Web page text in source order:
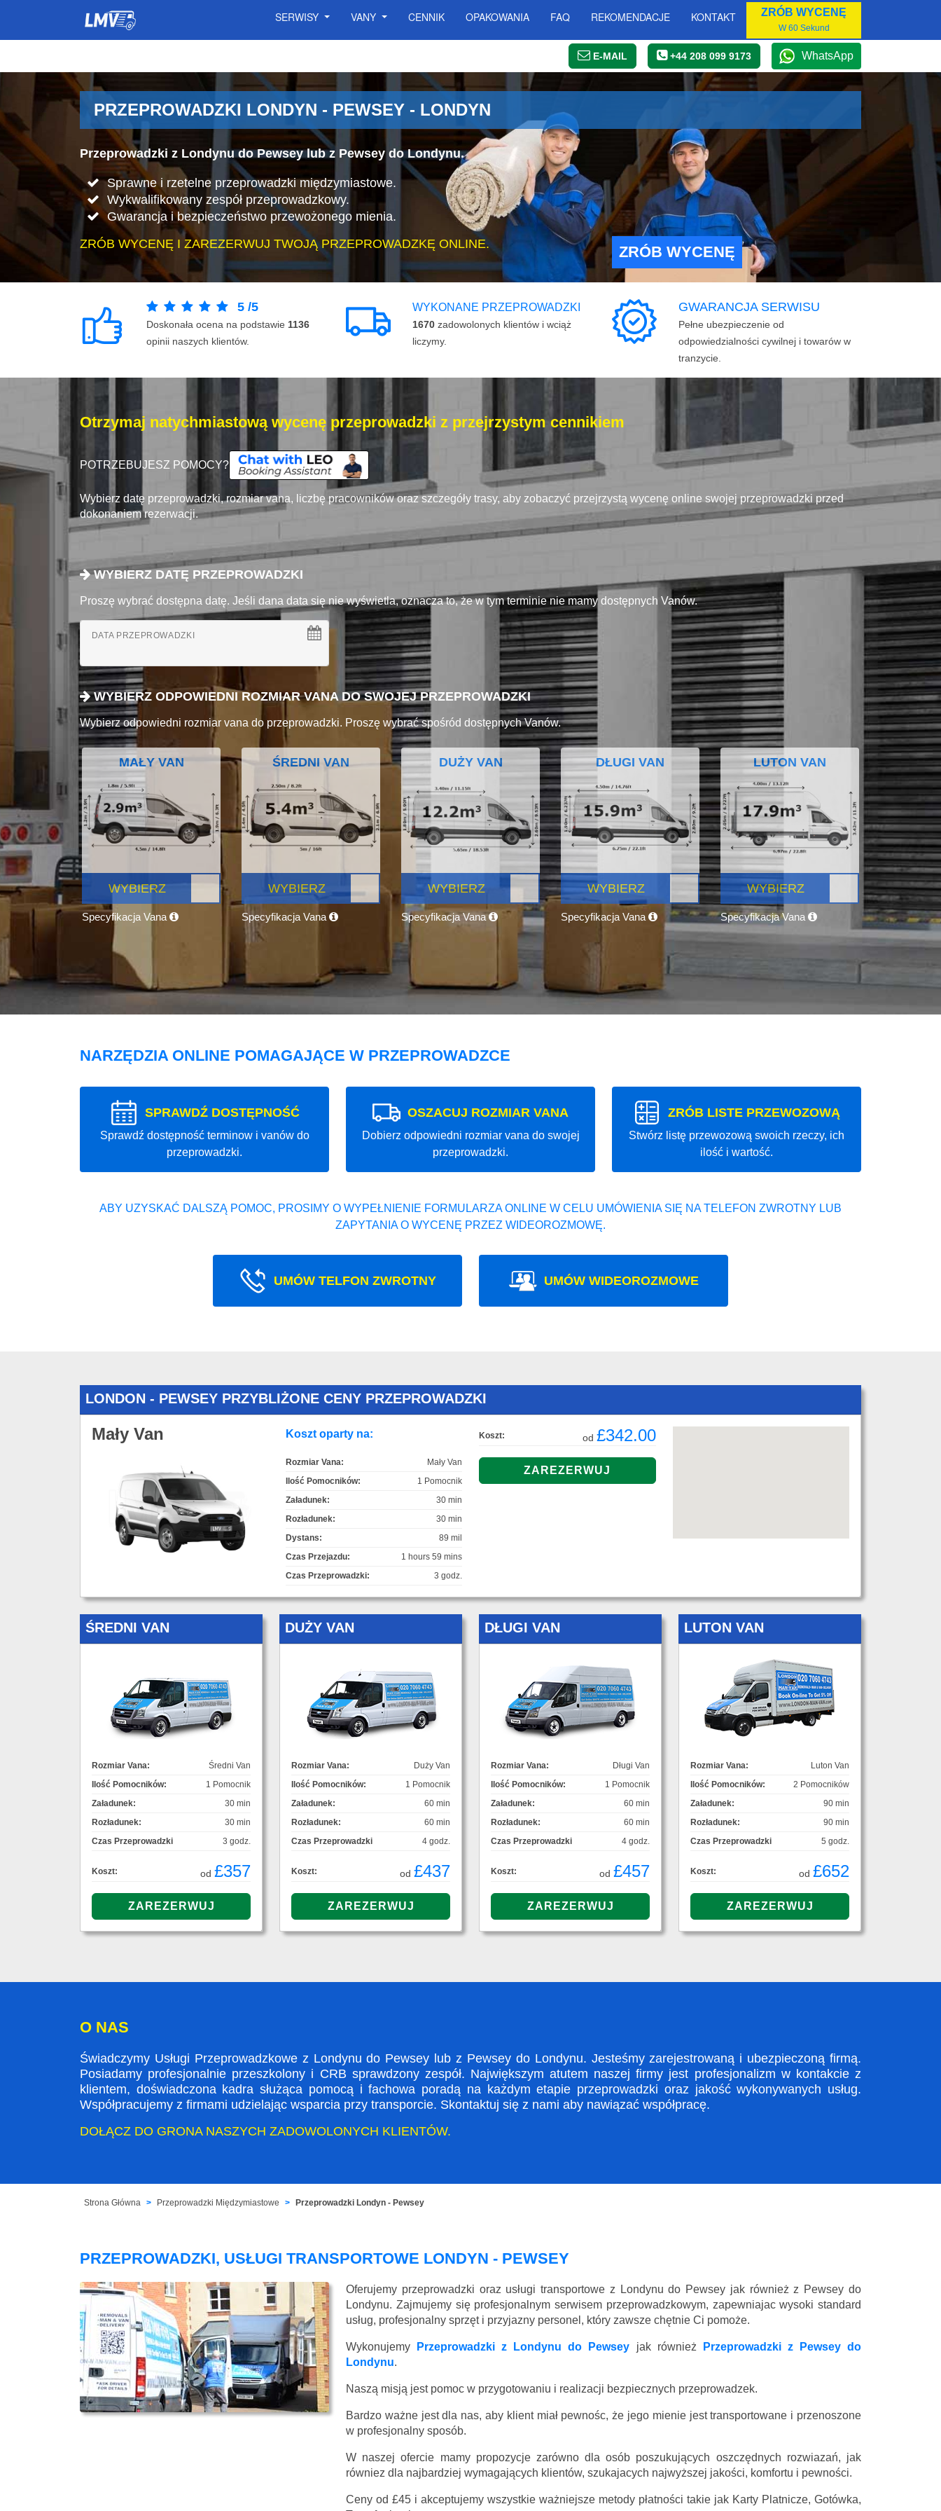
SERWISY VANY CENNIK OPAKOWANIA FAQ REKOMENDACJE KONTAKT ZRÓB WYCENĘ
W 60 Sekund
E-MAIL +44 208 099 9173 WhatsApp
PRZEPROWADZKI LONDYN - PEWSEY - LONDYN
Przeprowadzki z Londynu do Pewsey lub z Pewsey do Londynu.
Sprawne i rzetelne przeprowadzki międzymiastowe.
Wykwalifikowany zespół przeprowadzkowy.
Gwarancja i bezpieczeństwo przewożonego mienia.
ZRÓB WYCENĘ I ZAREZERWUJ TWOJĄ PRZEPROWADZKĘ ONLINE.
ZRÓB WYCENĘ
5 /5
Doskonała ocena na podstawie 1136
opinii naszych klientów.
WYKONANE PRZEPROWADZKI
1670 zadowolonych klientów i wciąż
liczymy.
GWARANCJA SERWISU
Pełne ubezpieczenie od
odpowiedzialności cywilnej i towarów w
tranzycie.
Otrzymaj natychmiastową wycenę przeprowadzki z przejrzystym cennikiem
POTRZEBUJESZ POMOCY?
Wybierz datę przeprowadzki, rozmiar vana, liczbę pracowników oraz szczegóły trasy, aby zobaczyć przejrzystą wycenę online swojej przeprowadzki przed
dokonaniem rezerwacji.
WYBIERZ DATĘ PRZEPROWADZKI
Proszę wybrać dostępna datę. Jeśli dana data się nie wyświetla, oznacza to, że w tym terminie nie mamy dostępnych Vanów.
DATA PRZEPROWADZKI
WYBIERZ ODPOWIEDNI ROZMIAR VANA DO SWOJEJ PRZEPROWADZKI
Wybierz odpowiedni rozmiar vana do przeprowadzki. Proszę wybrać spośród dostępnych Vanów.
MAŁY VAN
WYBIERZ
Specyfikacja Vana
ŚREDNI VAN
WYBIERZ
Specyfikacja Vana
DUŻY VAN
WYBIERZ
Specyfikacja Vana
DŁUGI VAN
WYBIERZ
Specyfikacja Vana
LUTON VAN
WYBIERZ
Specyfikacja Vana
NARZĘDZIA ONLINE POMAGAJĄCE W PRZEPROWADZCE
SPRAWDŹ DOSTĘPNOŚĆ
Sprawdź dostępność terminow i vanów do
przeprowadzki.
OSZACUJ ROZMIAR VANA
Dobierz odpowiedni rozmiar vana do swojej
przeprowadzki.
ZRÓB LISTE PRZEWOZOWĄ
Stwórz listę przewozową swoich rzeczy, ich
ilość i wartość.
ABY UZYSKAĆ DALSZĄ POMOC, PROSIMY O WYPEŁNIENIE FORMULARZA ONLINE W CELU UMÓWIENIA SIĘ NA TELEFON ZWROTNY LUB
ZAPYTANIA O WYCENĘ PRZEZ WIDEOROZMOWĘ.
UMÓW TELFON ZWROTNY UMÓW WIDEOROZMOWE
LONDON - PEWSEY PRZYBLIŻONE CENY PRZEPROWADZKI
Mały Van Koszt oparty na:
Rozmiar Vana:
Mały Van
Ilość Pomocników:
1 Pomocnik
Załadunek:
30 min
Rozładunek:
30 min
Dystans:
89 mil
Czas Przejazdu:
1 hours 59 mins
Czas Przeprowadzki:
3 godz.
Koszt: od £342.00
ŚREDNI VAN
Rozmiar Vana:
Średni Van
Ilość Pomocników:
1 Pomocnik
Załadunek:
30 min
Rozładunek:
30 min
Czas Przeprowadzki
3 godz.
Koszt: od £357
DUŻY VAN
Rozmiar Vana:
Duży Van
Ilość Pomocników:
1 Pomocnik
Załadunek:
60 min
Rozładunek:
60 min
Czas Przeprowadzki
4 godz.
Koszt: od £437
DŁUGI VAN
Rozmiar Vana:
Długi Van
Ilość Pomocników:
1 Pomocnik
Załadunek:
60 min
Rozładunek:
60 min
Czas Przeprowadzki
4 godz.
Koszt: od £457
LUTON VAN
Rozmiar Vana:
Luton Van
Ilość Pomocników:
2 Pomocników
Załadunek:
90 min
Rozładunek:
90 min
Czas Przeprowadzki
5 godz.
Koszt: od £652
O NAS
Świadczymy Usługi Przeprowadzkowe z Londynu do Pewsey lub z Pewsey do Londynu. Jesteśmy zarejestrowaną i ubezpieczoną firmą.
Posiadamy profesjonalnie przeszkolony i CRB sprawdzony zespół. Największym atutem naszej firmy jest profesjonalizm w kontakcie z
klientem, doświadczona kadra służąca pomocą i fachowa poradą na każdym etapie przeprowadzki oraz jakość wykonywanych usług.
Współpracujemy z firmami udzielając wsparcia przy transporcie. Skontaktuj się z nami aby nawiązać współpracę.
DOŁĄCZ DO GRONA NASZYCH ZADOWOLONYCH KLIENTÓW.
Strona Główna Przeprowadzki Międzymiastowe Przeprowadzki Londyn - Pewsey
PRZEPROWADZKI, USŁUGI TRANSPORTOWE LONDYN - PEWSEY
Oferujemy przeprowadzki oraz usługi transportowe z Londynu do Pewsey jak również z Pewsey do
Londynu. Zajmujemy się profesjonalnym serwisem przeprowadzkowym, zapewniajac wysoki standard
usług, profesjonalny sprzęt i przyjazny personel, który zawsze chętnie Ci pomoże.
Wykonujemy Przeprowadzki z Londynu do Pewsey jak również
Przeprowadzki z Pewsey do
Londynu.
Naszą misją jest pomoc w przygotowaniu i realizacji bezpiecznych przeprowadzek.
Bardzo ważne jest dla nas, aby klient miał pewnośc, że jego mienie jest transportowane i przenoszone
w profesjonalny sposób.
W naszej ofercie mamy propozycje zarówno dla osób poszukujących oszczędnych rozwiazań, jak
równiez dla najbardziej wymagających klientów, szukajacych najwyższej jakości, komfortu i pewności.
Ceny od £45 i akceptujemy wszystkie ważniejsze metody płatności takie jak Karty Platnicze, Gotówka,